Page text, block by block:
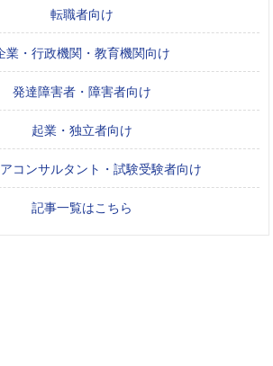
転職者向け
業・行政機関・教育機関向け
発達障害者・障害者向け
起業・独立者向け
コンサルタント・試験受験者向け
記事一覧はこちら